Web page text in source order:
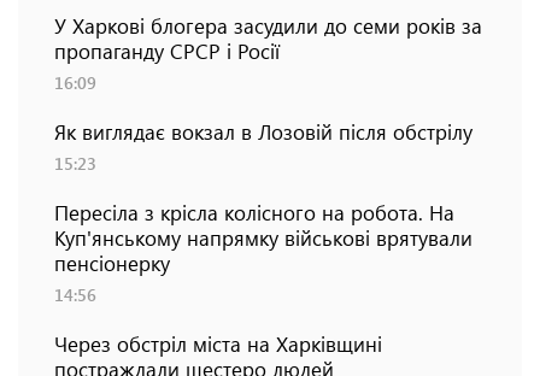
У Харкові блогера засудили до семи років за
пропаганду СРСР і Росії
16:09
Як виглядає вокзал в Лозовій після обстрілу
15:23
Пересіла з крісла колісного на робота. На
Куп'янському напрямку військові врятували
пенсіонерку
14:56
Через обстріл міста на Харківщині
постраждали шестеро людей